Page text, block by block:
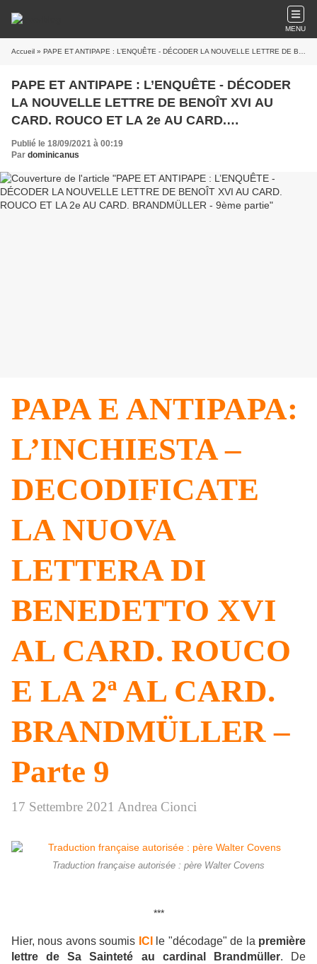
MENU
Accueil » PAPE ET ANTIPAPE : L’ENQUÊTE - DÉCODER LA NOUVELLE LETTRE DE BENOÎT XVI AU CARD. ROUCO ET LA 2e AU CARD. BRANDMÜLLER - 9ème partie
PAPE ET ANTIPAPE : L’ENQUÊTE - DÉCODER
LA NOUVELLE LETTRE DE BENOÎT XVI AU
CARD. ROUCO ET LA 2e AU CARD.
BRANDMÜLLER - 9ème partie
Publié le 18/09/2021 à 00:19
Par dominicanus
PAPA E ANTIPAPA:
L’INCHIESTA –
DECODIFICATE
LA NUOVA
LETTERA DI
BENEDETTO XVI
AL CARD. ROUCO
E LA 2ª AL CARD.
BRANDMÜLLER –
Parte 9
17 Settembre 2021 Andrea Cionci
Traduction française autorisée : père Walter Covens
***
Hier, nous avons soumis ICI le "décodage" de la première
lettre de Sa Sainteté au cardinal Brandmüller. De